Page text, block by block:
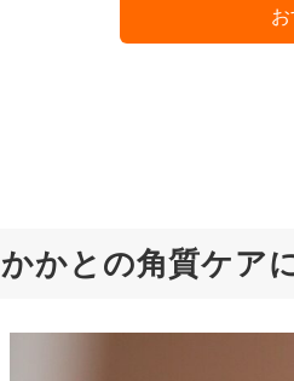
かかとの角質ケア